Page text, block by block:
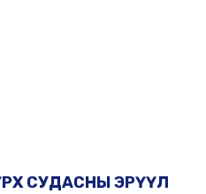
СУДАСНЫ ЭРҮҮЛ